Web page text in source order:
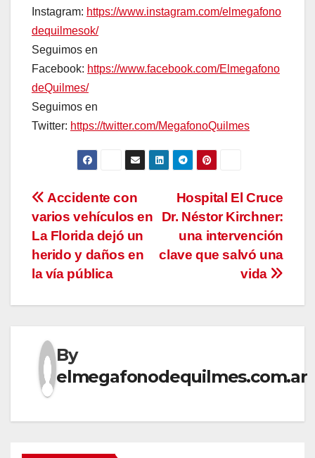
Instagram: https://www.instagram.com/elmegafono
dequilmesok/
Seguimos en
Facebook: https://www.facebook.com/Elmegafono
deQuilmes/
Seguimos en
Twitter: https://twitter.com/MegafonoQuilmes
Navegación
de
entradas
Hospital El Cruce
Dr. Néstor Kirchner:
una intervención
clave que salvó una
vida
Accidente con
varios vehículos en
La Florida dejó un
herido y daños en
la vía pública
By
elmegafonodequilmes.com.ar